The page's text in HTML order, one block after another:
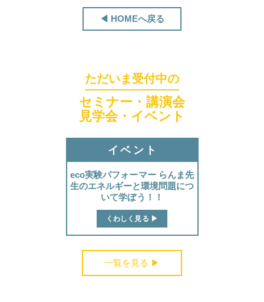
ほくげんこんシアター
ほくげんこんカフェ
◀ HOMEへ戻る
ただいま受付中の
セミナー・講演会
見学会・イベント
イベント
eco実験パフォーマー らんま先
生のエネルギーと環境問題につ
いて学ぼう！！
くわしく見る ▶︎
一覧を見る ▶︎